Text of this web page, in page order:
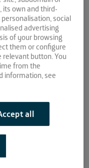
its own and third-
social
advertising
of your browsing
them or configure
button. You
from the
information, see
all